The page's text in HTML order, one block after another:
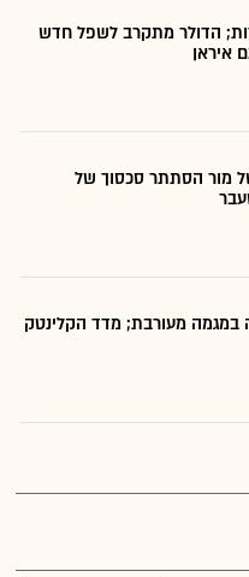
הדולר מתקרב לשפל חדש
איראן
מור הסתתר סכסוך של
במגמה מעורבת; מדד הקלינטק